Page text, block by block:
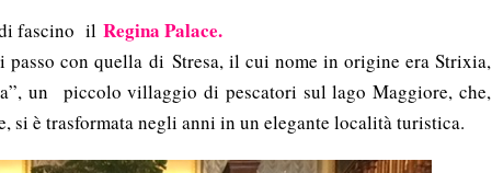
di fascino il Regina Palace.
passo con quella di Stresa, il cui nome in origine era Strixia,
un piccolo villaggio di pescatori sul lago Maggiore, che,
si è trasformata negli anni in un elegante località turistica.